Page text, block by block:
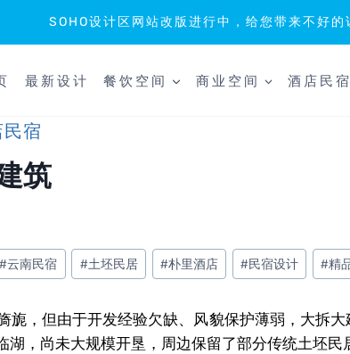
SOHO设计区网站改版进行中，给您带来不好的
最新设计 餐饮空间 商业空间 酒店民宿
宿
筑
#云南民宿 #土坯民居 #朴里酒店 #民宿设计 #精
旎，但由于开发经验欠缺、风貌保护薄弱，大拆
，尚未大规模开垦，周边保留了部分传统土坯民